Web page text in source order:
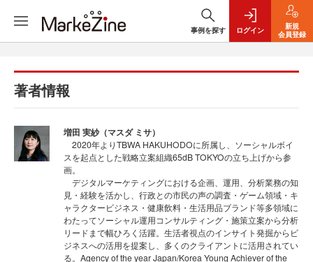
事例を探す ログイン
新規
会員登録
著者情報
増田 実紗（マスダ ミサ）
2020年よりTBWA HAKUHODOに所属し、ソーシャルボイ
スを起点とした戦略立案組織65dB TOKYOの立ち上げから参
画。
デジタルマーケティングにおける企画、運用、分析業務の知
見・経験を活かし、行政との市民の声の調査・ゲーム領域・キ
ャラクタービジネス・健康飲料・生活用品ブランド等多領域に
わたってソーシャル運用コンサルティング・施策立案から分析
リードまで幅ひろく活躍。生活者視点のインサイト発掘からビ
ジネスへの活用を提案し、多くのクライアントに活用されてい
る。Agency of the year Japan/Korea Young Achiever of the